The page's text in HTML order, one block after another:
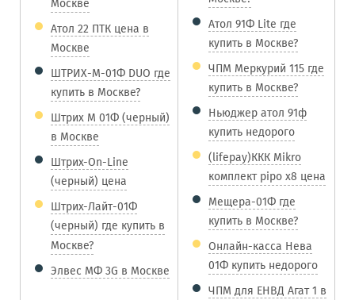
Москве
Атол 22 ПТК цена в
Москве
ШТРИХ-М-01Ф DUO где
купить в Москве?
Штрих М 01Ф (черный)
в Москве
Штрих-On-Line
(черный) цена
Штрих-Лайт-01Ф
(черный) где купить в
Москве?
Элвес МФ 3G в Москве
Атол 91Ф Lite где
купить в Москве?
ЧПМ Меркурий 115 где
купить в Москве?
Ньюджер атол 91ф
купить недорого
(lifepay)ККК Mikro
комплект pipo x8 цена
Мещера-01Ф где
купить в Москве?
Онлайн-касса Нева
01Ф купить недорого
ЧПМ для ЕНВД Агат 1 в